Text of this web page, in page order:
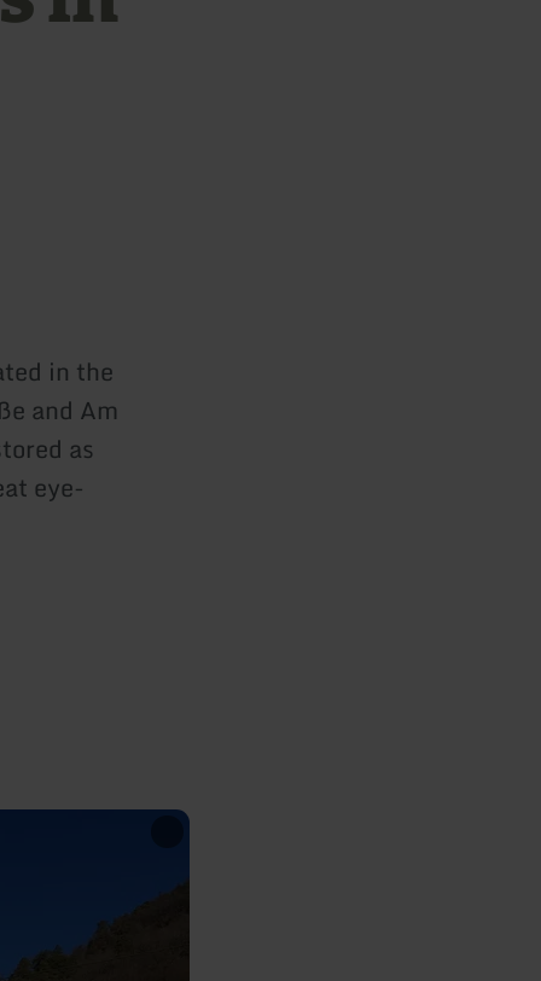
in the
and Am
as
eye-